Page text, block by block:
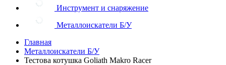
Инструмент и снаряжение
Металлоискатели Б/У
Главная
Металлоискатели Б/У
Тестова котушка Goliath Makro Racer